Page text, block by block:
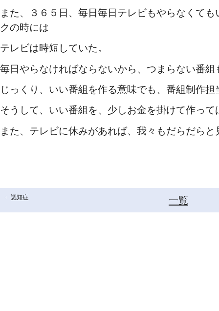
また、３６５日、毎日毎日テレビもやらなくて
クの時には
テレビは時短していた。
毎日やらなければならないから、つまらない番組
じっくり、いい番組を作る意味でも、番組制作
そうして、いい番組を、少しお金を掛けて作って
また、テレビに休みがあれば、我々もだらだら
認知症 一覧